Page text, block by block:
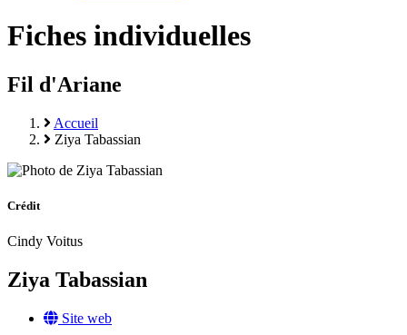
Fiches individuelles
Fil d'Ariane
Accueil
Ziya Tabassian
Crédit
Cindy Voitus
Ziya Tabassian
Site web